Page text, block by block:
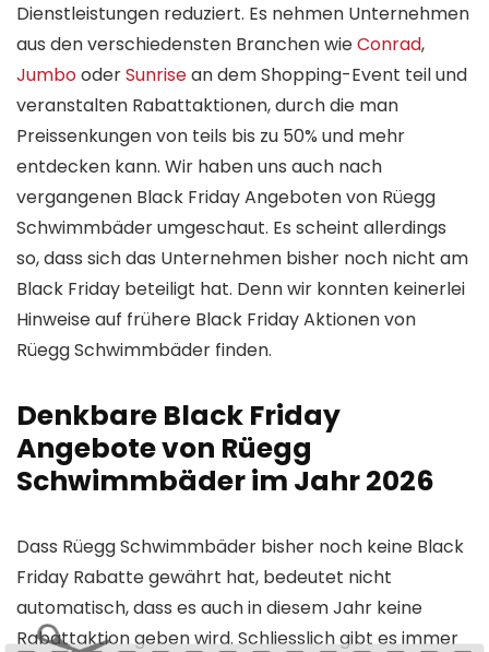
Dienstleistungen reduziert. Es nehmen Unternehmen
aus den verschiedensten Branchen wieConrad,
JumbooderSunrisean dem Shopping-Event teil und
veranstalten Rabattaktionen, durch die man
Preissenkungen von teils bis zu 50% und mehr
entdecken kann. Wir haben uns auch nach
vergangenen Black Friday Angeboten von Rüegg
Schwimmbäder umgeschaut. Es scheint allerdings
so, dass sich das Unternehmen bisher noch nicht am
Black Friday beteiligt hat. Denn wir konnten keinerlei
Hinweise auf frühere Black Friday Aktionen von
Rüegg Schwimmbäder finden.
Denkbare Black Friday
Angebote von Rüegg
Schwimmbäder im Jahr 2026
Dass Rüegg Schwimmbäder bisher noch keine Black
Friday Rabatte gewährt hat, bedeutet nicht
automatisch, dass es auch in diesem Jahr keine
Rabattaktion geben wird. Schliesslich gibt es immer